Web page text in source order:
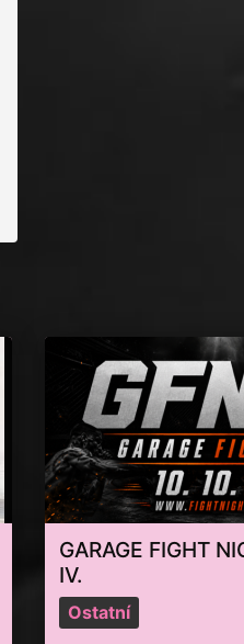
GARAGE FIGHT
IV.
Ostatní